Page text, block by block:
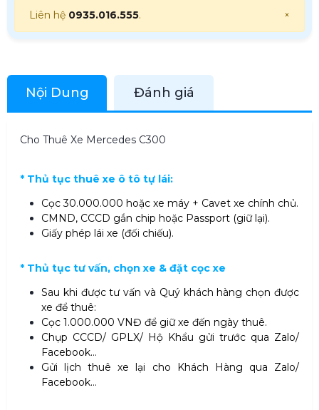
×
Liên hệ 0935.016.555.
Nội Dung Đánh giá
Cho Thuê Xe Mercedes C300
* Thủ tục thuê xe ô tô tự lái:
Cọc 30.000.000 hoặc xe máy + Cavet xe chính chủ.
CMND, CCCD gắn chip hoặc Passport (giữ lại).
Giấy phép lái xe (đối chiếu).
* Thủ tục tư vấn, chọn xe & đặt cọc xe
Sau khi được tư vấn và Quý khách hàng chọn được
xe để thuê:
Cọc 1.000.000 VNĐ để giữ xe đến ngày thuê.
Chụp CCCD/ GPLX/ Hộ Khẩu gửi trước qua Zalo/
Facebook…
Gửi lịch thuê xe lại cho Khách Hàng qua Zalo/
Facebook…